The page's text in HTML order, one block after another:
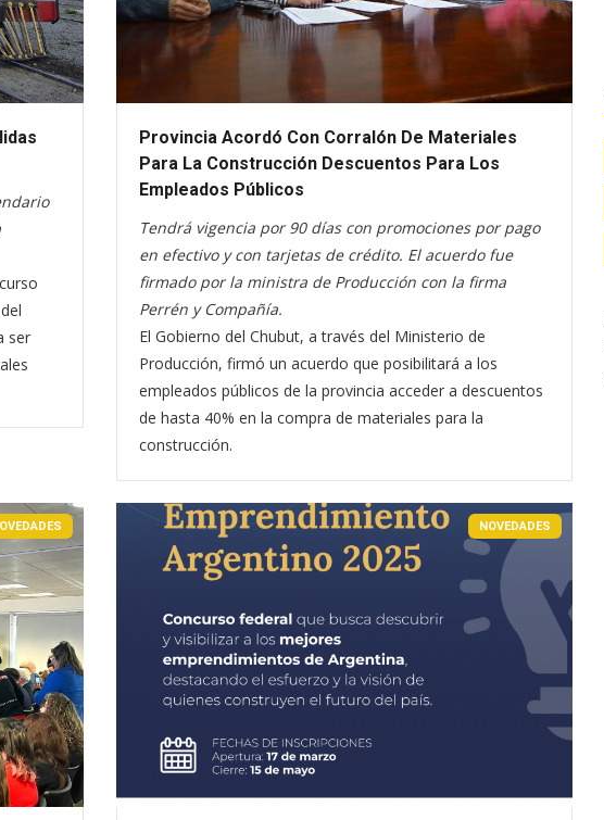
ser
Provincia Acordó Con Corralón De Materiales
Para La Construcción Descuentos Para Los
Empleados Públicos
Tendrá vigencia por 90 días con promociones por pago
en efectivo y con tarjetas de crédito. El acuerdo fue
firmado por la ministra de Producción con la firma
Perrén y Compañía.
El Gobierno del Chubut, a través del Ministerio de
Producción, firmó un acuerdo que posibilitará a los
empleados públicos de la provincia acceder a descuentos
de hasta 40% en la compra de materiales para la
construcción.
NOVEDADES